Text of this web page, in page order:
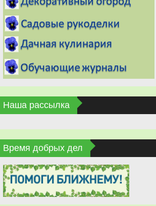
Наша рассылка
Время добрых дел